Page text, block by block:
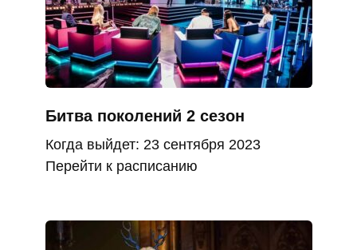
Битва поколений 2 сезон
Когда выйдет: 23 сентября 2023
Перейти к расписанию